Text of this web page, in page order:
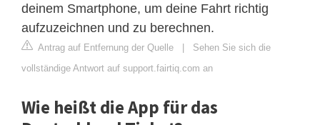
deinem Smartphone, um deine Fahrt richtig
aufzuzeichnen und zu berechnen.
Antrag auf Entfernung der Quelle | Sehen Sie sich die
vollständige Antwort auf support.fairtiq.com an
Wie heißt die App für das